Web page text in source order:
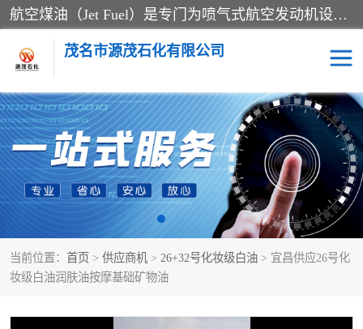
航空煤油（Jet Fuel）是专门为喷气式航空发动机设计的高纯度燃料，主要分为Jet A、Jet A-1和Jet B等类型。其特点是闪点高、低温流动性好，并添加了抗静电剂和抗氧化剂以确保飞行安全。航空煤油需
茂名市源茂石化有限公司
当前位置： 首页 > 供应商机 > 26+32号化妆级白油 > 宜昌供应26号化
妆级白油润肤油按摩基础矿物油
RP3航空煤油 D20+D30溶剂油
D40+D60溶剂油 D80+D100溶剂油
6号+120号溶剂油 260号溶剂油
异构烷烃 天然乳胶